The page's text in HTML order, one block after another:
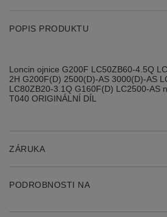
POPIS PRODUKTU
Loncin ojnice G200F LC50ZB60-4.5Q
2H G200F(D) 2500(D)-AS 3000(D)-AS
LC80ZB20-3.1Q G160F(D) LC2500-AS
T040 ORIGINÁLNÍ DÍL
ZÁRUKA
PODROBNOSTI NA